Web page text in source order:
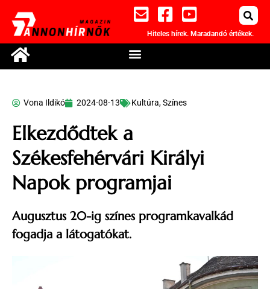
Hiteles hírek. Maradandó értékek.
Vona Ildikó 2024-08-13 Kultúra,Színes
Elkezdődtek a
Székesfehérvári Királyi
Napok programjai
Augusztus 20-ig színes programkavalkád
fogadja a látogatókat.